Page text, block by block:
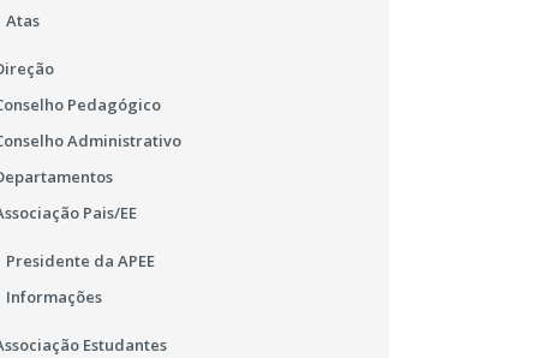
Atas
Pedagógico
Administrativo
Pais/EE
Presidente da APEE
Informações
Estudantes